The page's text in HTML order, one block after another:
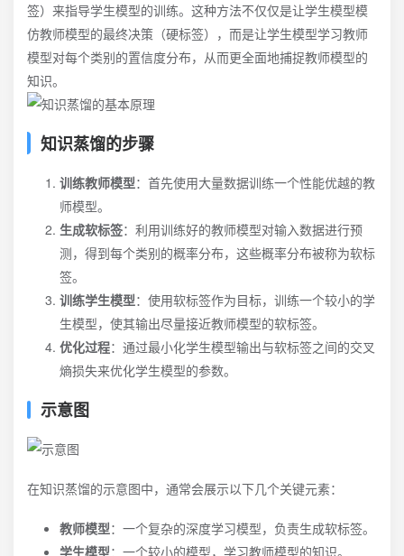
签）来指导学生模型的训练。这种方法不仅仅是让学生模型模
仿教师模型的最终决策（硬标签），而是让学生模型学习教师
模型对每个类别的置信度分布，从而更全面地捕捉教师模型的
知识。
知识蒸馏的步骤
训练教师模型：首先使用大量数据训练一个性能优越的教
师模型。
生成软标签：利用训练好的教师模型对输入数据进行预
测，得到每个类别的概率分布，这些概率分布被称为软标
签。
训练学生模型：使用软标签作为目标，训练一个较小的学
生模型，使其输出尽量接近教师模型的软标签。
优化过程：通过最小化学生模型输出与软标签之间的交叉
熵损失来优化学生模型的参数。
示意图
在知识蒸馏的示意图中，通常会展示以下几个关键元素：
教师模型：一个复杂的深度学习模型，负责生成软标签。
学生模型：一个较小的模型，学习教师模型的知识。